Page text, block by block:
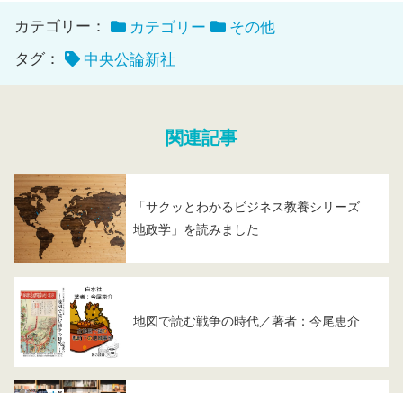
カテゴリー： カテゴリー
その他
タグ：
中央公論新社
関連記事
「サクッとわかるビジネス教養シリーズ
地政学」を読みました
地図で読む戦争の時代／著者：今尾恵介